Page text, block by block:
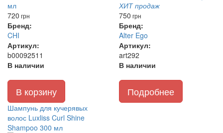
720 грн
Бренд:
CHI
Артикул:
b00092511
В наличии
В корзину
ХИТ продаж
750 грн
Бренд:
Alter Ego
Артикул:
art292
В наличии
Подробнее
Шампунь для кучерявых
волос Luxliss Curl Shine
Shampoo 300 мл